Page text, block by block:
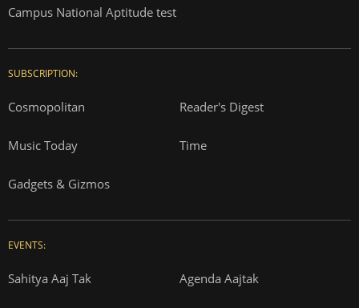
Campus National Aptitude test
SUBSCRIPTION:
Cosmopolitan Reader's Digest
Music Today Time
Gadgets & Gizmos
EVENTS:
Sahitya Aaj Tak Agenda Aajtak